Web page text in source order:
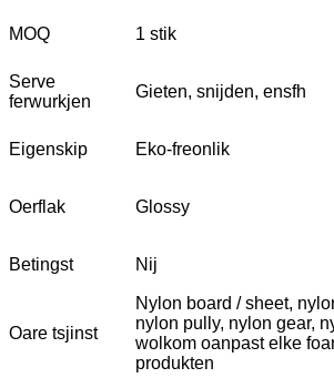
MOQ 1 stik
Serve
ferwurkjen
Gieten, snijden, ensfh
Eigenskip Eko-freonlik
Oerflak Glossy
Betingst Nij
Oare tsjinst
Nylon board / sheet,
nylon pully, nylon gear,
wolkom oanpast elke
produkten